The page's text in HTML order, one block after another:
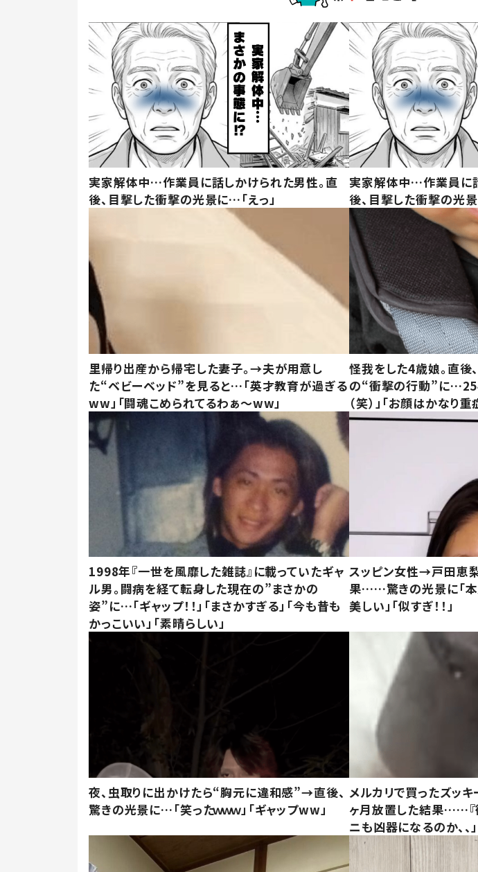
実家解体中…作業員に話しかけられた男性。直
後、目撃した衝撃の光景に…「えっ」
実家解体中…作業員に
後、目撃した衝撃の光景
里帰り出産から帰宅した妻子。→夫が用意し
た“ベビーベッド”を見ると…「英才教育が過ぎる
ww」「闘魂こめられてるわぁ～ww」
怪我をした4歳娘。直後
の“衝撃の行動”に
（笑）」「お顔はかなり
1998年『一世を風靡した雑誌』に載っていたギャ
ル男。闘病を経て転身した現在の”まさかの
姿”に…「ギャップ！！」「まさかすぎる」「今も昔も
かっこいい」「素晴らしい」
スッピン女性→戸田恵
果……驚きの光景に「本
美しい」「似すぎ！！」
夜、虫取りに出かけたら“胸元に違和感”→直後、
驚きの光景に…「笑ったｗｗｗ」「ギャップww」
メルカリで買ったズッ
ヶ月放置した結果……『
ニも凶器になるのか、、